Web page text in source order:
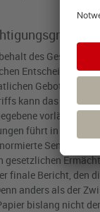
des Gesetzes
Entscheidungen
Gebot der
kann das
vorläufige
führt in Bezug
normierte
gesetzlichen
finale Bericht, den
anders als der
bislang nicht